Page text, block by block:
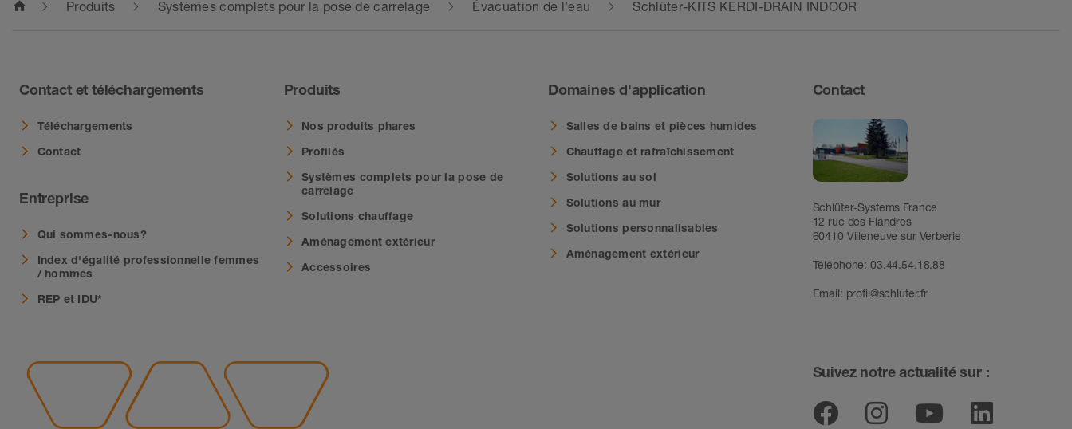
home Produits Systèmes complets pour la pose de carrelage Évacuation de l’eau Schlüter-KITS KERDI-DRAIN INDOOR
Contact et téléchargements
Téléchargements
Contact
Entreprise
Qui sommes-nous?
Index d'égalité professionnelle femmes
/ hommes
REP et IDU*
Produits
Nos produits phares
Profilés
Systèmes complets pour la pose de
carrelage
Solutions chauffage
Aménagement extérieur
Accessoires
Domaines d'application
Salles de bains et pièces humides
Chauffage et rafraîchissement
Solutions au sol
Solutions au mur
Solutions personnalisables
Aménagement extérieur
Contact
Schlüter-Systems France
12 rue des Flandres
60410 Villeneuve sur Verberie
Téléphone: 03.44.54.18.88
Email: profil@schluter.fr
Suivez notre actualité sur :
Facebook
Instagram
Youtube